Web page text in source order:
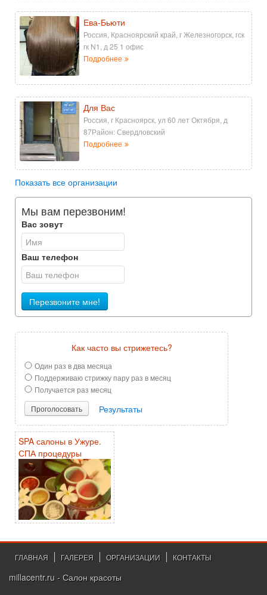
Ева-Бьюти
Россия, Красноярский край, г Железногорск, гск
гк N1, д 25 1 офис
Подробнее
Для Вас
Россия, г Красноярск, ул 60 лет Октября, д
87Район: Свердловский
Подробнее
Показать все организации
Мы вам перезвоним!
Вас зовут
Ваш телефон
Перезвоните мне!
Как часто вы стрижетесь?
Один раз в два месяца
Поддерживаю стрижку пару раз в месяц
Получается раз месяц
Проголосовать
Результаты
SPA салоны в Ужуре.
СПА процедуры
ГЛАВНАЯ ГАЛЕРЕЯ ОРГАНИЗАЦИИ КОНТАКТЫ
millacentr.ru - Салон красоты